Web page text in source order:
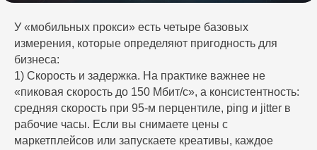
У «мобильных прокси» есть четыре базовых
измерения, которые определяют пригодность для
бизнеса:
1) Скорость и задержка. На практике важнее не
«пиковая скорость до 150 Мбит/с», а консистентность:
средняя скорость при 95‑м перцентиле, ping и jitter в
рабочие часы. Если вы снимаете цены с
маркетплейсов или запускаете креативы, каждое